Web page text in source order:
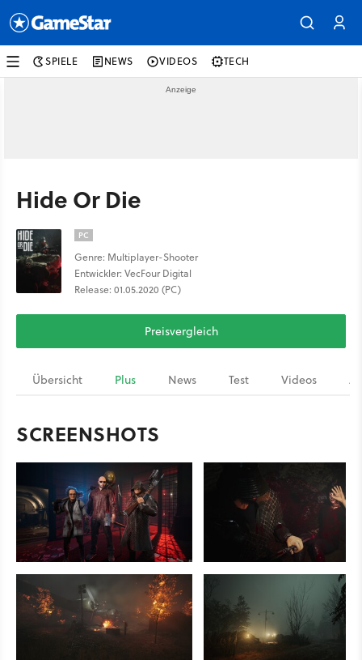
SPIELE NEWS VIDEOS TECH
Hide Or Die
PC
Genre: Multiplayer-Shooter
Entwickler: VecFour Digital
Release: 01.05.2020 (PC)
Preisvergleich
Übersicht Plus News Test Videos
SCREENSHOTS